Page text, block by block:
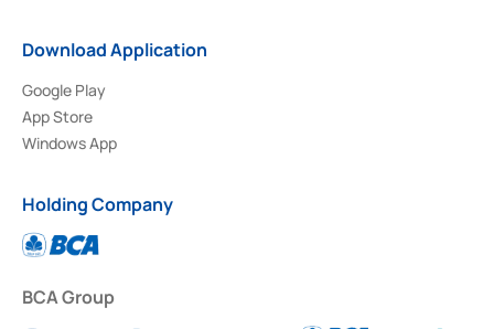
Download Application
Google Play
App Store
Windows App
Holding Company
BCA Group